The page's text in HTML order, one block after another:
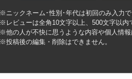
※ニックネーム･性別･年代は初回のみ入力で
※レビューは全角10文字以上、500文字以内
※他の人が不快に思うような内容や個人情報
※投稿後の編集・削除はできません。